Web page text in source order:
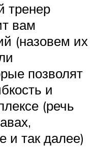
тренер
вам
(назовем их
позволят
и
(речь
и так далее)